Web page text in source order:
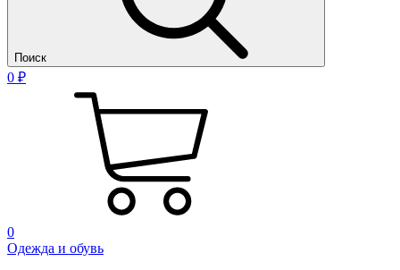
Поиск
0 ₽
0
Одежда и обувь